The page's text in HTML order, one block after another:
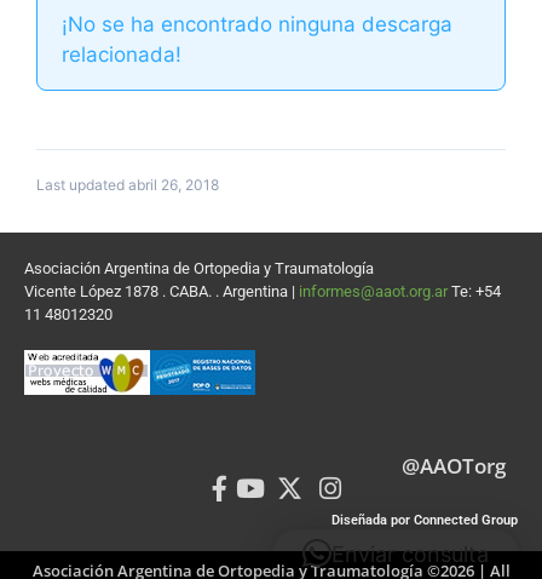
¡No se ha encontrado ninguna descarga
relacionada!
Last updated abril 26, 2018
Asociación Argentina de Ortopedia y Traumatología
Vicente López 1878 . CABA. . Argentina | informes@aaot.org.ar Te: +54
11 48012320
@AAOTorg
Diseñada por Connected Group
Asociación Argentina de Ortopedia y Traumatología ©2026 | All
Enviar consulta